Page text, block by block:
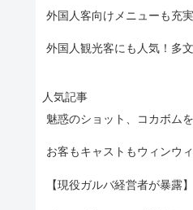
外国人客向けメニューも充
外国人観光客にも人気！多
人気記事
魅惑のショット、コカボム
お客もキャストもウィンウ
【現役ガルバ経営者が暴露